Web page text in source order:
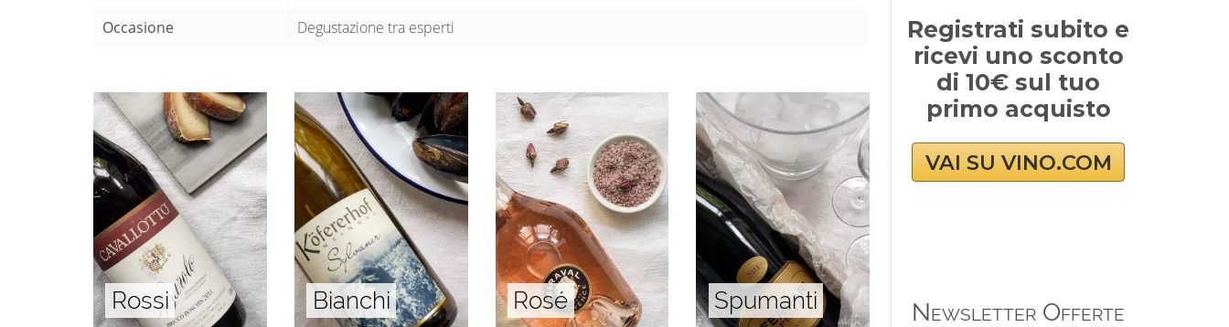
Occasione
Degustazione tra esperti
Rossi Bianchi Rosé Spumanti
Registrati subito e
ricevi uno sconto
di 10€ sul tuo
primo acquisto
VAI SU VINO.COM
Newsletter Offerte